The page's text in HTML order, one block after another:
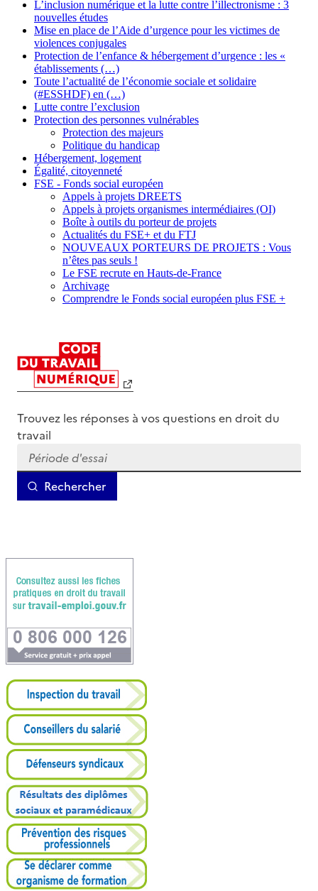
L’inclusion numérique et la lutte contre l’illectronisme : 3
nouvelles études
Mise en place de l’Aide d’urgence pour les victimes de
violences conjugales
Protection de l’enfance & hébergement d’urgence : les «
établissements (…)
Toute l’actualité de l’économie sociale et solidaire
(#ESSHDF) en (…)
Lutte contre l’exclusion
Protection des personnes vulnérables
Protection des majeurs
Politique du handicap
Hébergement, logement
Égalité, citoyenneté
FSE - Fonds social européen
Appels à projets DREETS
Appels à projets organismes intermédiaires (OI)
Boîte à outils du porteur de projets
Actualités du FSE+ et du FTJ
NOUVEAUX PORTEURS DE PROJETS : Vous
n’êtes pas seuls !
Le FSE recrute en Hauts-de-France
Archivage
Comprendre le Fonds social européen plus FSE +